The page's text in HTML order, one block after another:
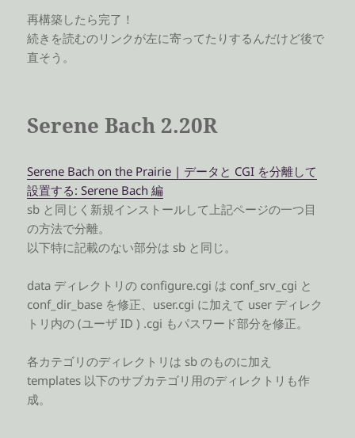
再構築したら完了！
続きを読むのリンクが左に寄ってたりするんだけど後で
直そう。
Serene Bach 2.20R
Serene Bach on the Prairie | データと CGI を分離して
設置する: Serene Bach 編
sb と同じく新規インストールして上記ページの一つ目
の方法で分離。
以下特に記載のない部分は sb と同じ。
data ディレクトリの configure.cgi は conf_srv_cgi と
conf_dir_base を修正、user.cgi に加えて user ディレク
トリ内の (ユーザ ID ) .cgi もパスワード部分を修正。
各カテゴリのディレクトリは sb のものに加え
templates 以下のサブカテゴリ用のディレクトリも作
成。